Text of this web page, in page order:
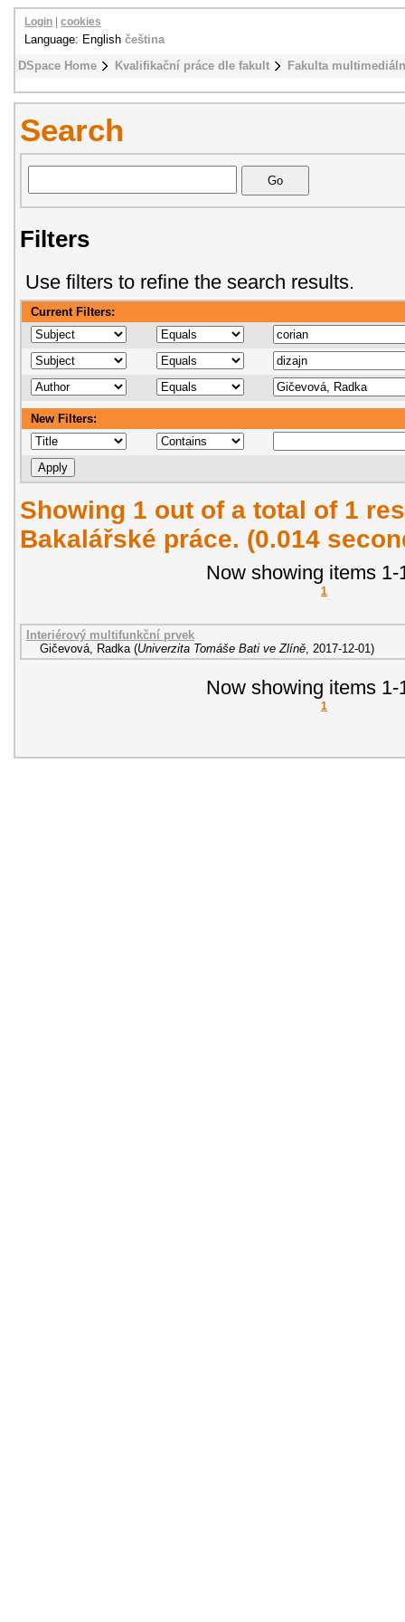
DSpace Home Kvalifikační práce dle fakult Fakulta
Login cookies
Language: English čeština
Search
Filters
Use filters to refine the search results.
Current Filters:
New Filters:
Showing 1 out of a total of 1
Bakalářské práce. (0.014
Now showing items 1-
1
Interiérový multifunkční prvek
Gičevová, Radka (Univerzita Tomáše Bati ve Zlíně, 2017-12-01)
Now showing items 1-
1